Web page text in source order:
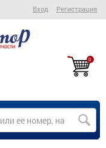
Вход Регистрация
0